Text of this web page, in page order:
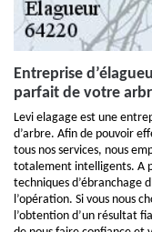
Entreprise
parfait de votre
Levi elagage est une
d’arbre. Afin de pouvoir
tous nos services, nous
totalement intelligents. A
techniques d’ébranchage
l’opération. Si vous nous
l’obtention d’un résultat